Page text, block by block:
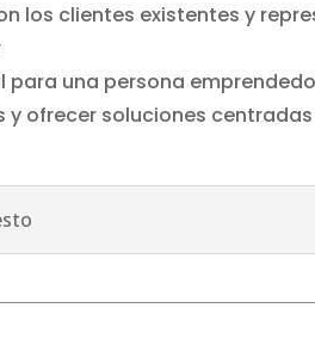
los clientes existentes y
para una persona
y ofrecer soluciones